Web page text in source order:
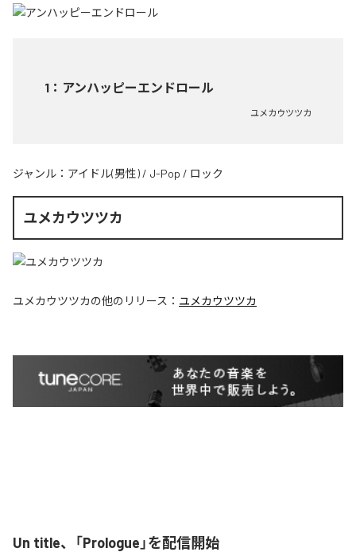
1 ： アンハッピーエンドロール
ユメカウツツカ
ジャンル： アイドル(男性) / J-Pop / ロック
ユメカウツツカ
ユメカウツツカの他のリリース： ユメカウツツカ
Un title、「Prologue」を配信開始